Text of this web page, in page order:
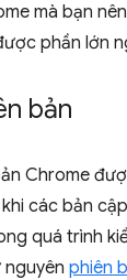
mà bạn
phần lớn
bản
Chrome
các bản
quá trình
nguyên phiên